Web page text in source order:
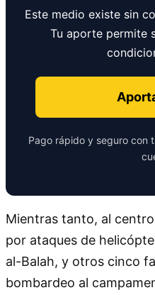
Este medio existe sin
Tu aporte permite
Pago rápido y seguro con
Mientras tanto, al
por ataques de
al-Balah, y otros cinco
bombardeo al